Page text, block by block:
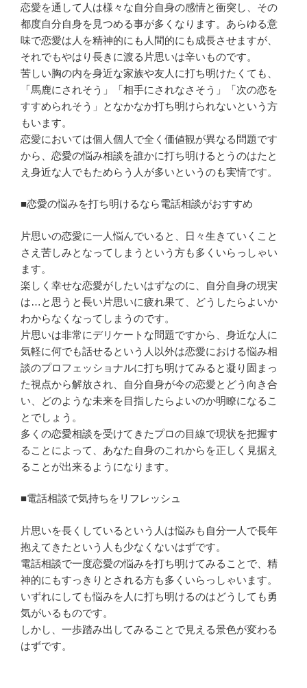
恋愛を通して人は様々な自分自身の感情と衝突し、その
都度自分自身を見つめる事が多くなります。あらゆる意
味で恋愛は人を精神的にも人間的にも成長させますが、
それでもやはり長きに渡る片思いは辛いものです。
苦しい胸の内を身近な家族や友人に打ち明けたくても、
「馬鹿にされそう」「相手にされなさそう」「次の恋を
すすめられそう」となかなか打ち明けられないという方
もいます。
恋愛においては個人個人で全く価値観が異なる問題です
から、恋愛の悩み相談を誰かに打ち明けるとうのはたと
え身近な人でもためらう人が多いというのも実情です。
■恋愛の悩みを打ち明けるなら電話相談がおすすめ
片思いの恋愛に一人悩んでいると、日々生きていくこと
さえ苦しみとなってしまうという方も多くいらっしゃい
ます。
楽しく幸せな恋愛がしたいはずなのに、自分自身の現実
は…と思うと長い片思いに疲れ果て、どうしたらよいか
わからなくなってしまうのです。
片思いは非常にデリケートな問題ですから、身近な人に
気軽に何でも話せるという人以外は恋愛における悩み相
談のプロフェッショナルに打ち明けてみると凝り固まっ
た視点から解放され、自分自身が今の恋愛とどう向き合
い、どのような未来を目指したらよいのか明瞭になるこ
とでしょう。
多くの恋愛相談を受けてきたプロの目線で現状を把握す
ることによって、あなた自身のこれからを正しく見据え
ることが出来るようになります。
■電話相談で気持ちをリフレッシュ
片思いを長くしているという人は悩みも自分一人で長年
抱えてきたという人も少なくないはずです。
電話相談で一度恋愛の悩みを打ち明けてみることで、精
神的にもすっきりとされる方も多くいらっしゃいます。
いずれにしても悩みを人に打ち明けるのはどうしても勇
気がいるものです。
しかし、一歩踏み出してみることで見える景色が変わる
はずです。